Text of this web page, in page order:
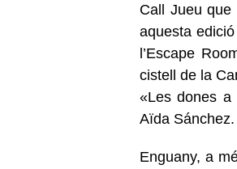
Call Jueu que
aquesta
l’Escape
cistell de la
«Les dones a
Aïda Sánchez.
Enguany, a